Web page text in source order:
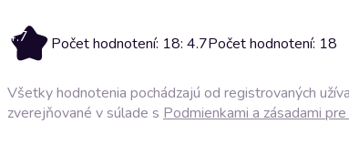
4.7 Počet hodnotení: 18: 4.7Počet hodnotení: 18
Všetky hodnotenia pochádzajú od registrovaných
zverejňované v súlade s Podmienkami a zásadami